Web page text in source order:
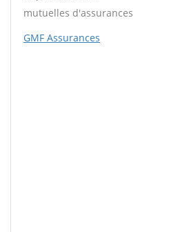
mutuelles d'assurances
GMF Assurances